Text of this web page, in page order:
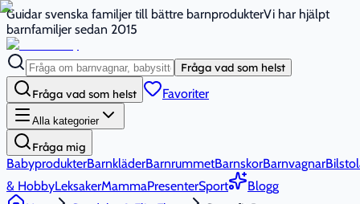
Guidar svenska familjer till bättre barnprodukterVi har hjälpt
barnfamiljer sedan 2015
Fråga vad som helst
Fråga vad som helst Favoriter
Alla kategorier
Fråga mig
BabyprodukterBarnkläderBarnrummetBarnskorBarnvagnar
& HobbyLeksakerMammaPresenterSport
Blogg